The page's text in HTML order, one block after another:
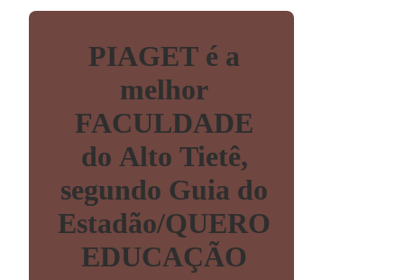
PIAGET é a
melhor
FACULDADE
do Alto Tietê,
segundo Guia do
Estadão/QUERO
EDUCAÇÃO